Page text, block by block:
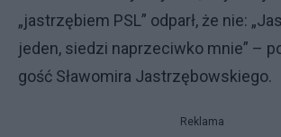
„jastrzębiem PSL” odparł, że nie:
jeden, siedzi naprzeciwko mnie” –
gość Sławomira Jastrzębowskiego.
Reklama